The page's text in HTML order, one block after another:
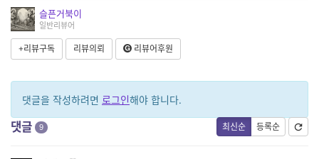
슬픈거북이
일반리뷰어
+리뷰구독 리뷰의뢰 리뷰어후원
댓글을 작성하려면 로그인해야 합니다.
최신순 등록순
댓글 9